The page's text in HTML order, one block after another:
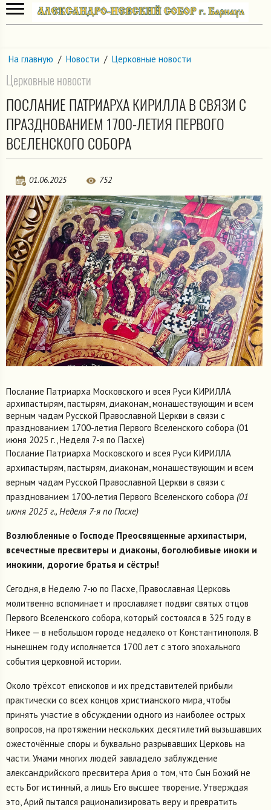
На главную / Новости / Церковные новости
Церковные новости
ПОСЛАНИЕ ПАТРИАРХА КИРИЛЛА В СВЯЗИ С
ПРАЗДНОВАНИЕМ 1700-ЛЕТИЯ ПЕРВОГО
ВСЕЛЕНСКОГО СОБОРА
01.06.2025 752
Послание Патриарха Московского и всея Руси КИРИЛЛА
архипастырям, пастырям, диаконам, монашествующим и всем
верным чадам Русской Православной Церкви в связи с
празднованием 1700-летия Первого Вселенского собора (01
июня 2025 г., Неделя 7-я по Пасхе)
Послание Патриарха Московского и всея Руси КИРИЛЛА
архипастырям, пастырям, диаконам, монашествующим и всем
верным чадам Русской Православной Церкви в связи с
празднованием 1700-летия Первого Вселенского собора (01
июня 2025 г., Неделя 7-я по Пасхе)
Возлюбленные о Господе Преосвященные архипастыри,
всечестные пресвитеры и диаконы, боголюбивые иноки и
инокини, дорогие братья и сёстры!
Сегодня, в Неделю 7-ю по Пасхе, Православная Церковь
молитвенно вспоминает и прославляет подвиг святых отцов
Первого Вселенского собора, который состоялся в 325 году в
Никее — в небольшом городе недалеко от Константинополя. В
нынешнем году исполняется 1700 лет с этого эпохального
события церковной истории.
Около трёхсот епископов и их представителей прибыли
практически со всех концов христианского мира, чтобы
принять участие в обсуждении одного из наиболее острых
вопросов, на протяжении нескольких десятилетий вызьшавших
ожесточённые споры и буквально разрывавших Церковь на
части. Умами многих людей завладело заблуждение
александрийского пресвитера Ария о том, что Сын Божий не
есть Бог истинный, а лишь Его высшее творение. Утверждая
это, Арий пытался рационализировать веру и превратить